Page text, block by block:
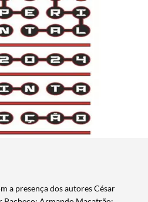
a presença dos autores César